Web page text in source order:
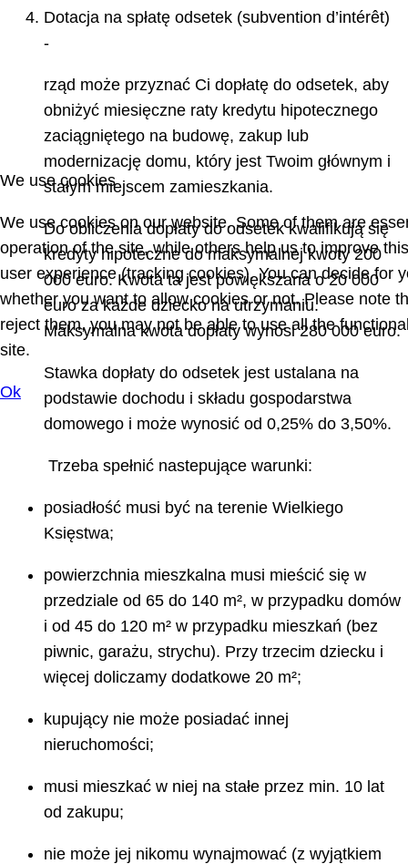
Dotacja na spłatę odsetek (subvention d’intérêt)
-
rząd może przyznać Ci dopłatę do odsetek, aby
obniżyć miesięczne raty kredytu hipotecznego
zaciągniętego na budowę, zakup lub
modernizację domu, który jest Twoim głównym i
stałym miejscem zamieszkania.
Do obliczenia dopłaty do odsetek kwalifikują się
kredyty hipoteczne do maksymalnej kwoty 200
000 euro. Kwota ta jest powiększana o 20 000
euro za każde dziecko na utrzymaniu.
Maksymalna kwota dopłaty wynosi 280 000 euro.
Stawka dopłaty do odsetek jest ustalana na
podstawie dochodu i składu gospodarstwa
domowego i może wynosić od 0,25% do 3,50%.
Trzeba spełnić nastepujące warunki:
posiadłość musi być na terenie Wielkiego
Księstwa;
powierzchnia mieszkalna musi mieścić się w
przedziale od 65 do 140 m², w przypadku domów
i od 45 do 120 m² w przypadku mieszkań (bez
piwnic, garażu, strychu). Przy trzecim dziecku i
więcej doliczamy dodatkowe 20 m²;
kupujący nie może posiadać innej
nieruchomości;
musi mieszkać w niej na stałe przez min. 10 lat
od zakupu;
nie może jej nikomu wynajmować (z wyjątkiem
We use cookies
We use cookies on our website. Some of them are
operation of the site, while others help us to improve
user experience (tracking cookies). You can decide for
whether you want to allow cookies or not. Please note
reject them, you may not be able to use all the
site.
Ok